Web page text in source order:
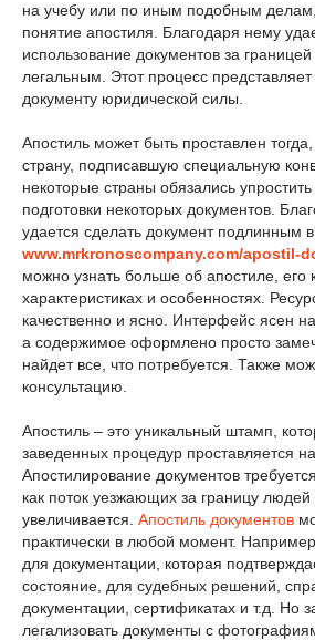
на учебу или по иным подобным делам,
понятие апостиля. Благодаря нему
использование документов за
легальным. Этот процесс
документу юридической силы.
Апостиль может быть проставлен
страну, подписавшую специальную
некоторые страны обязались
подготовки некоторых документов.
удается сделать документ подлинным в
www.mrkronoscompany.com/apostil-
можно узнать больше об апостиле, его
характеристиках и особенностях.
качественно и ясно. Интерфейс ясен
а содержимое оформлено просто
найдет все, что потребуется. Также
консультацию.
Апостиль – это уникальный штамп,
заведенных процедур проставляется
Апостилирование документов
как поток уезжающих за границу людей
увеличивается. Апостиль документов
практически в любой момент.
для документации, которая
состояние, для судебных решений,
документации, сертификатах и т.д. Но
легализовать документы с